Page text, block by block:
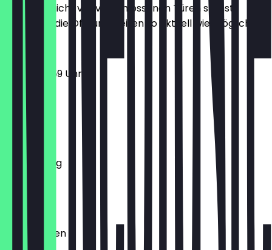
Damit du nicht vor verschlossenen Türen stehst,
halten wir die Öffnungszeiten so aktuell wie möglich.
17:00 - 23:59 Uhr
Montag
Dienstag
Mittwoch
Donnerstag
Freitag
Samstag
Sonntag
Geschlossen